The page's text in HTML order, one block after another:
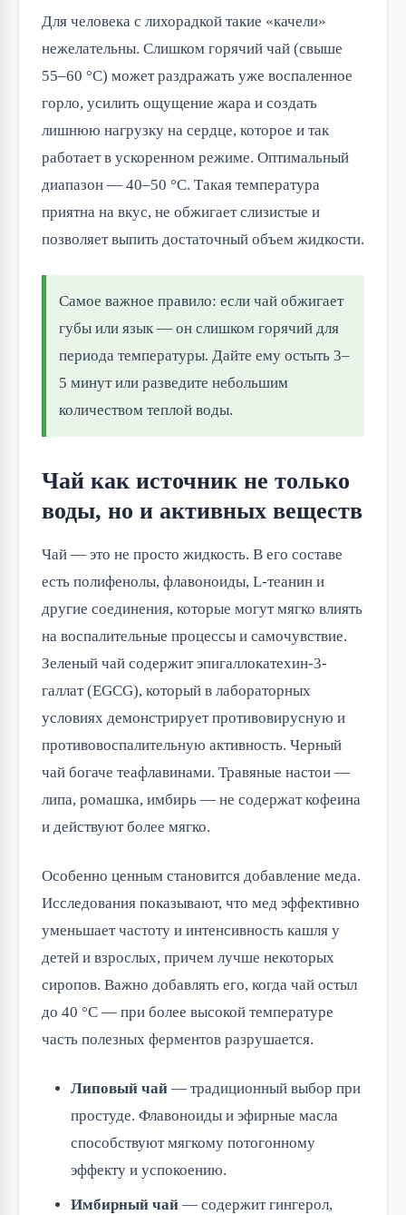
Для человека с лихорадкой такие «качели»
нежелательны. Слишком горячий чай (свыше
55–60 °C) может раздражать уже воспаленное
горло, усилить ощущение жара и создать
лишнюю нагрузку на сердце, которое и так
работает в ускоренном режиме. Оптимальный
диапазон — 40–50 °C. Такая температура
приятна на вкус, не обжигает слизистые и
позволяет выпить достаточный объем жидкости.
Самое важное правило: если чай обжигает
губы или язык — он слишком горячий для
периода температуры. Дайте ему остыть 3–
5 минут или разведите небольшим
количеством теплой воды.
Чай как источник не только
воды, но и активных веществ
Чай — это не просто жидкость. В его составе
есть полифенолы, флавоноиды, L-теанин и
другие соединения, которые могут мягко влиять
на воспалительные процессы и самочувствие.
Зеленый чай содержит эпигаллокатехин-3-
галлат (EGCG), который в лабораторных
условиях демонстрирует противовирусную и
противовоспалительную активность. Черный
чай богаче теафлавинами. Травяные настои —
липа, ромашка, имбирь — не содержат кофеина
и действуют более мягко.
Особенно ценным становится добавление меда.
Исследования показывают, что мед эффективно
уменьшает частоту и интенсивность кашля у
детей и взрослых, причем лучше некоторых
сиропов. Важно добавлять его, когда чай остыл
до 40 °C — при более высокой температуре
часть полезных ферментов разрушается.
Липовый чай — традиционный выбор при
простуде. Флавоноиды и эфирные масла
способствуют мягкому потогонному
эффекту и успокоению.
Имбирный чай — содержит гингерол,